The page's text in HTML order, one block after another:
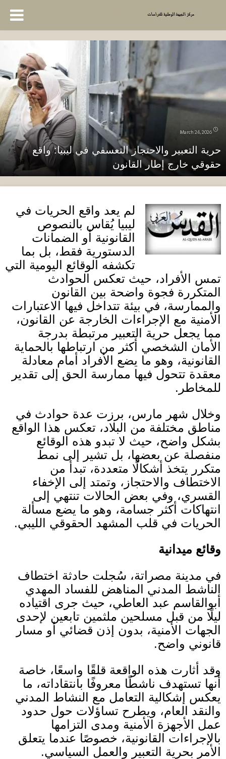
March 24, 2026
حرية التعبير والاحتجاز التعسفي في ليبيا: واقع
حقوقي خارج إطار القانون
لم يعد واقع الحريات في
ليبيا يُقاس بالنصوص
القانونية أو الضمانات
الدستورية فقط، بل بما
تكشفه الوقائع اليومية التي
تمس الأفراد، حيث تعكس الحوادث
المتكررة فجوة واضحة بين القانون
والممارسة، في بيئة تتداخل فيها الاعتبارات
الأمنية مع الإجراءات الخارجة عن القانون،
مما يجعل حرية التعبير مرتبطة بدرجة
الأمان الشخصي أكثر من ارتباطها بالحماية
القانونية، وهو ما يضع الأفراد أمام معادلة
معقدة تتحول فيها ممارسة الحق إلى تقدير
للمخاطر .
وخلال شهر مارس، برزت عدة حوادث في
مناطق مختلفة من البلاد، تعكس هذا الواقع
بشكل واضح، حيث لا تبدو هذه الوقائع
منفصلة عن بعضها، بل تشير إلى نمط
متكرر يتخذ أشكالًا متعددة، تبدأ من
الاختطاف والاحتجاز، وتمتد إلى الإخفاء
القسري، وفي بعض الحالات تنتهي إلى
انتهاكات أكثر جسامة، وهو ما يضع مسألة
الحريات في قلب المشهد الحقوقي الليبي.
وقائع ميدانية
في مدينة مصراتة، سُجلت حادثة اختطاف
الناشط المدني المناهض للفساد المهدي
أبوالقاسم عبد العاطي، حيث جرى اقتياده
ليلًا من قبل مسلحين ملثمين تابعين لإحدى
الجهات الأمنية، بدون إذن قضائي أو مسار
قانوني واضح.
وقد أثارت هذه الواقعة قلقًا واسعًا، خاصة
أنها تستهدف ناشطًا معروفًا بانتقاداته، ما
يعكس إشكالية التعامل مع النشاط المدني
والنقد العام، ويطرح تساؤلات حول حدود
عمل الأجهزة الأمنية ومدى التزامها
بالإجراءات القانونية، خصوصًا عندما يتعلق
الأمر بحرية التعبير والعمل السياسي.